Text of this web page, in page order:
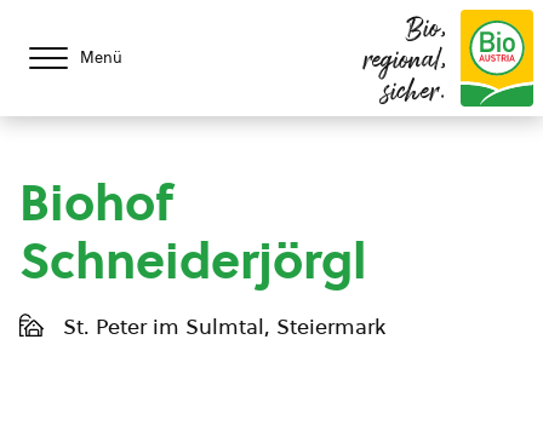
Menü
Bio,
regional,
sicher.
Biohof
Schneiderjörgl
St. Peter im Sulmtal, Steiermark